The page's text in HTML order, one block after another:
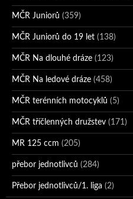
MČR Juniorů (359)
MČR Juniorů do 19 let (138)
MČR Na dlouhé dráze (123)
MČR Na ledové dráze (458)
MČR terénních motocyklů (5)
MČR tříčlenných družstev (171)
MR 125 ccm (205)
přebor jednotlivců (284)
Přebor jednotlivců/1. liga (2)